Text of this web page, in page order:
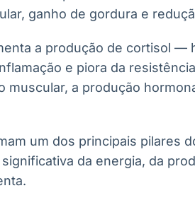
ganho de gordura e
a produção de cortisol —
e piora da
muscular, a produção
um dos principais pilares
da energia, da